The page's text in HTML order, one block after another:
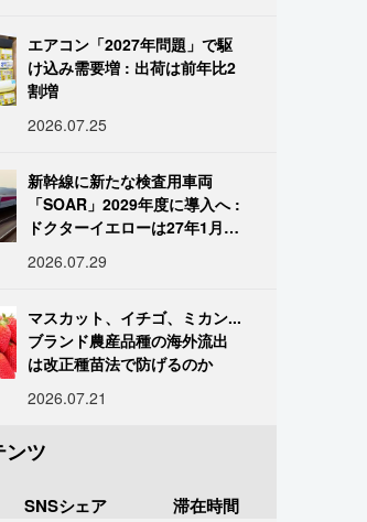
エアコン「2027年問題」で駆
け込み需要増 : 出荷は前年比2
割増
2026.07.25
新幹線に新たな検査用車両
「SOAR」2029年度に導入へ :
ドクターイエローは27年1月に
2026.07.29
マスカット、イチゴ、ミカン...
ブランド農産品種の海外流出
は改正種苗法で防げるのか
2026.07.21
ンツ
SNSシェア 滞在時間